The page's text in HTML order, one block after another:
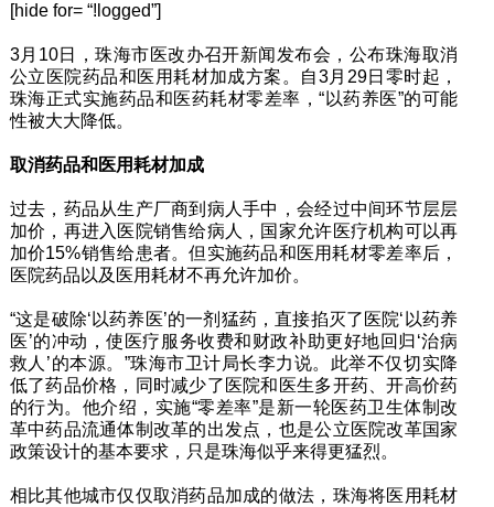
[hide for= “!logged”]
3月10日，珠海市医改办召开新闻发布会，公布珠海取消
公立医院药品和医用耗材加成方案。自3月29日零时起，
珠海正式实施药品和医药耗材零差率，“以药养医”的可能
性被大大降低。
取消药品和医用耗材加成
过去，药品从生产厂商到病人手中，会经过中间环节层层
加价，再进入医院销售给病人，国家允许医疗机构可以再
加价15%销售给患者。但实施药品和医用耗材零差率后，
医院药品以及医用耗材不再允许加价。
“这是破除‘以药养医’的一剂猛药，直接掐灭了医院‘以药养
医’的冲动，使医疗服务收费和财政补助更好地回归‘治病
救人’的本源。”珠海市卫计局长李力说。此举不仅切实降
低了药品价格，同时减少了医院和医生多开药、开高价药
的行为。他介绍，实施“零差率”是新一轮医药卫生体制改
革中药品流通体制改革的出发点，也是公立医院改革国家
政策设计的基本要求，只是珠海似乎来得更猛烈。
相比其他城市仅仅取消药品加成的做法，珠海将医用耗材